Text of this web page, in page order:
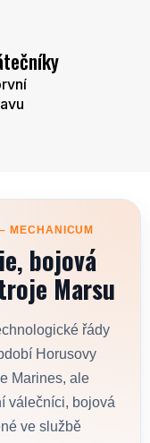
MECHANICUM
bojová
Marsu
řády
Horusovy
Marines, ale
válečníci, bojová
ve službě